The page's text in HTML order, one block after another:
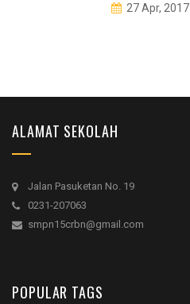
27 Apr, 2017
ALAMAT SEKOLAH
Jalan Pasuketan No. 19
0231-207063
smpn15crbn@gmail.com
POPULAR TAGS